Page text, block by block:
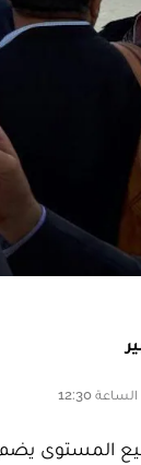
المستوى يضم